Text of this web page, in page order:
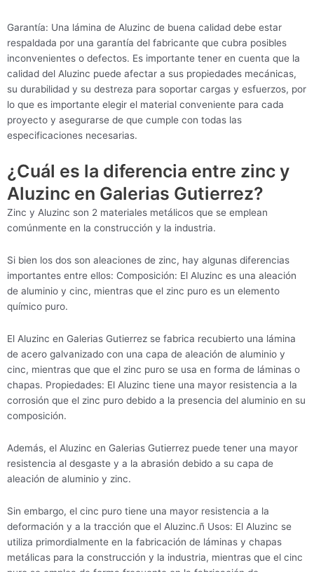
Garantía: Una lámina de Aluzinc de buena calidad debe estar
respaldada por una garantía del fabricante que cubra posibles
inconvenientes o defectos. Es importante tener en cuenta que la
calidad del Aluzinc puede afectar a sus propiedades mecánicas,
su durabilidad y su destreza para soportar cargas y esfuerzos, por
lo que es importante elegir el material conveniente para cada
proyecto y asegurarse de que cumple con todas las
especificaciones necesarias.
¿Cuál es la diferencia entre zinc y
Aluzinc en Galerias Gutierrez?
Zinc y Aluzinc son 2 materiales metálicos que se emplean
comúnmente en la construcción y la industria.
Si bien los dos son aleaciones de zinc, hay algunas diferencias
importantes entre ellos: Composición: El Aluzinc es una aleación
de aluminio y cinc, mientras que el zinc puro es un elemento
químico puro.
El Aluzinc en Galerias Gutierrez se fabrica recubierto una lámina
de acero galvanizado con una capa de aleación de aluminio y
cinc, mientras que que el zinc puro se usa en forma de láminas o
chapas. Propiedades: El Aluzinc tiene una mayor resistencia a la
corrosión que el zinc puro debido a la presencia del aluminio en su
composición.
Además, el Aluzinc en Galerias Gutierrez puede tener una mayor
resistencia al desgaste y a la abrasión debido a su capa de
aleación de aluminio y zinc.
Sin embargo, el cinc puro tiene una mayor resistencia a la
deformación y a la tracción que el Aluzinc.ñ Usos: El Aluzinc se
utiliza primordialmente en la fabricación de láminas y chapas
metálicas para la construcción y la industria, mientras que el cinc